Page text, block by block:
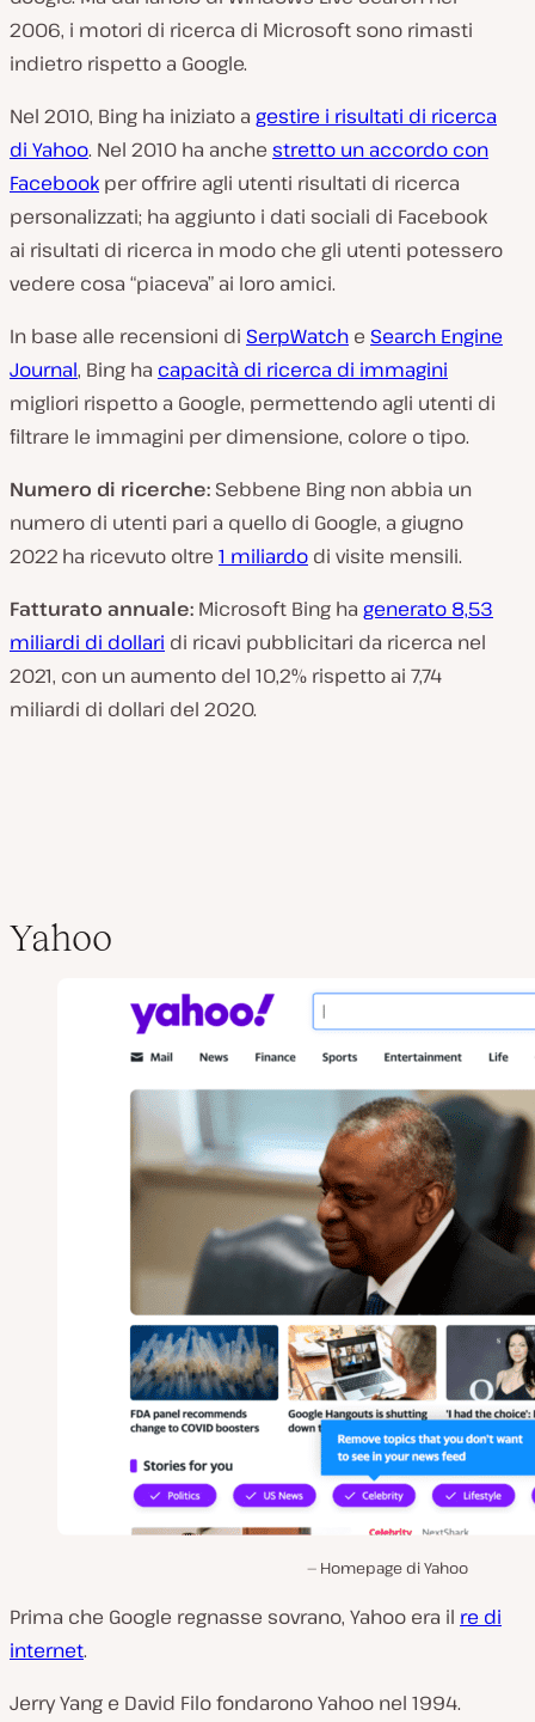
2006, i motori di ricerca di Microsoft sono rimasti
indietro rispetto a Google.
Nel 2010, Bing ha iniziato a gestire i risultati di ricerca
di Yahoo. Nel 2010 ha anche stretto un accordo con
Facebook per offrire agli utenti risultati di ricerca
personalizzati; ha aggiunto i dati sociali di Facebook
ai risultati di ricerca in modo che gli utenti potessero
vedere cosa “piaceva” ai loro amici.
In base alle recensioni di SerpWatch e Search Engine
Journal, Bing ha capacità di ricerca di immagini
migliori rispetto a Google, permettendo agli utenti di
filtrare le immagini per dimensione, colore o tipo.
Numero di ricerche: Sebbene Bing non abbia un
numero di utenti pari a quello di Google, a giugno
2022 ha ricevuto oltre 1 miliardo di visite mensili.
Fatturato annuale: Microsoft Bing ha generato 8,53
miliardi di dollari di ricavi pubblicitari da ricerca nel
2021, con un aumento del 10,2% rispetto ai 7,74
miliardi di dollari del 2020.
Yahoo
Homepage di Yahoo
Prima che Google regnasse sovrano, Yahoo era il re di
internet.
Jerry Yang e David Filo fondarono Yahoo nel 1994.